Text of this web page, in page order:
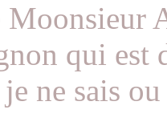
qui est
ne sais